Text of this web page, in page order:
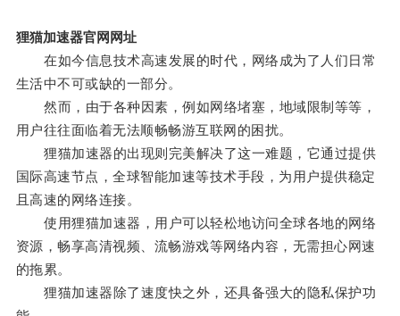
狸猫加速器官网网址
在如今信息技术高速发展的时代，网络成为了人们日常
生活中不可或缺的一部分。
然而，由于各种因素，例如网络堵塞，地域限制等等，
用户往往面临着无法顺畅畅游互联网的困扰。
狸猫加速器的出现则完美解决了这一难题，它通过提供
国际高速节点，全球智能加速等技术手段，为用户提供稳定
且高速的网络连接。
使用狸猫加速器，用户可以轻松地访问全球各地的网络
资源，畅享高清视频、流畅游戏等网络内容，无需担心网速
的拖累。
狸猫加速器除了速度快之外，还具备强大的隐私保护功